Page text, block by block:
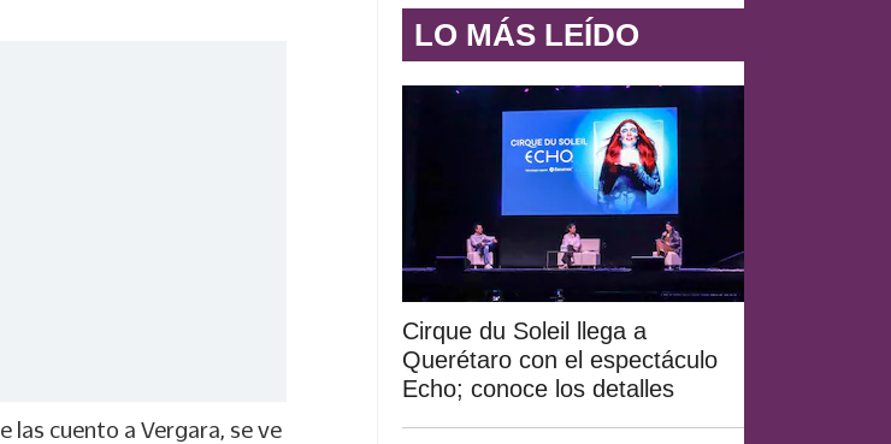
las cuento a Vergara, se ve
LO MÁS LEÍDO
Cirque du Soleil llega a
Querétaro con el espectáculo
Echo; conoce los detalles